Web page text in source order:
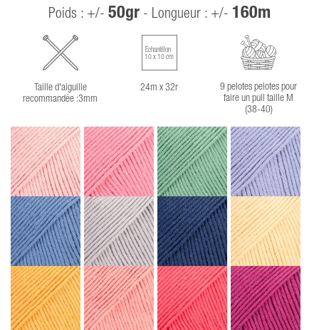
Poids : +/- 50gr - Longueur : +/- 160m
Taille d'aiguille
recommandée :3mm
Échantillon
10 x 10 cm
24m x 32r
9 pelotes pelotes pour
faire un pull taille M
(38-40)